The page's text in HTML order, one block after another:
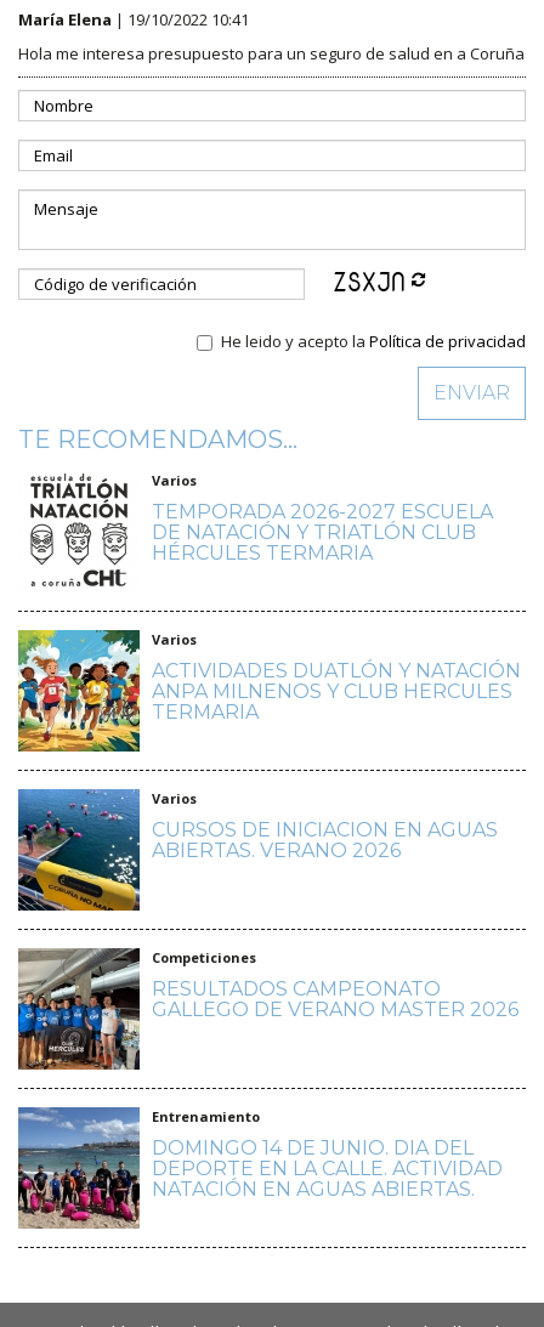
María Elena | 19/10/2022 10:41
Hola me interesa presupuesto para un seguro de salud en a Coruña
He leido y acepto la Política de privacidad
TE RECOMENDAMOS...
Varios
TEMPORADA 2026-2027 ESCUELA
DE NATACIÓN Y TRIATLÓN CLUB
HÉRCULES TERMARIA
Varios
ACTIVIDADES DUATLÓN Y NATACIÓN
ANPA MILNENOS Y CLUB HERCULES
TERMARIA
Varios
CURSOS DE INICIACION EN AGUAS
ABIERTAS. VERANO 2026
Competiciones
RESULTADOS CAMPEONATO
GALLEGO DE VERANO MASTER 2026
Entrenamiento
DOMINGO 14 DE JUNIO. DIA DEL
DEPORTE EN LA CALLE. ACTIVIDAD
NATACIÓN EN AGUAS ABIERTAS.